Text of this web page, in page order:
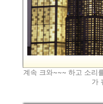
계속 크와~~~ 하고 소리
가